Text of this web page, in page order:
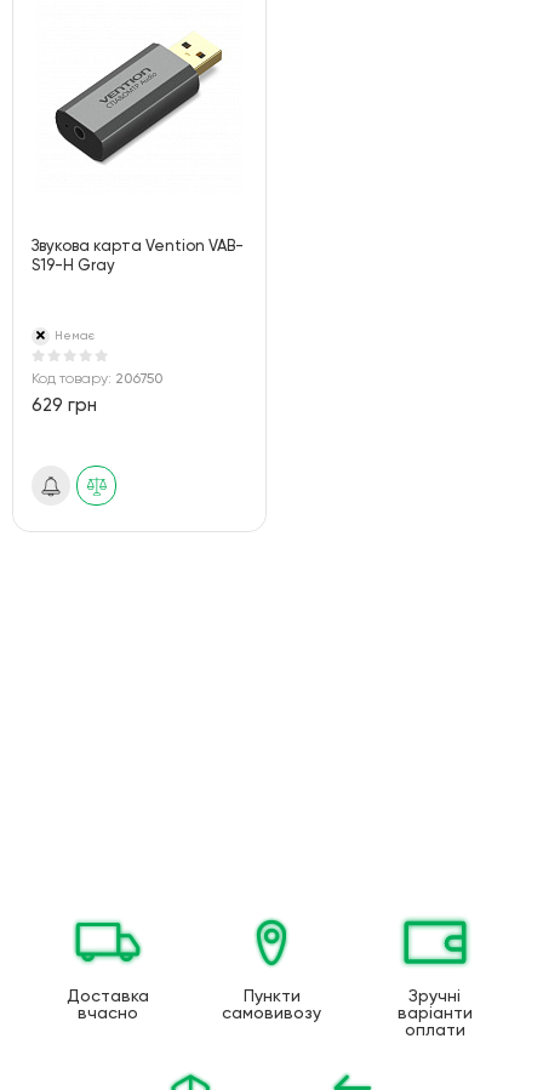
Звукова карта Vention VAB-
S19-H Gray
Немає
Код товару: 206750
629 грн
Доставка
вчасно
Пункти
самовивозу
Зручні
варіанти
оплати